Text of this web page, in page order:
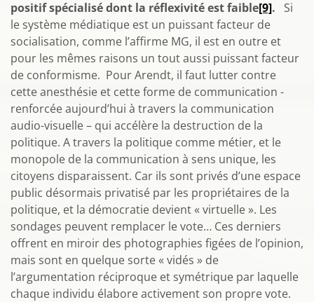
positif spécialisé dont la réflexivité est faible[9]. Si
le système médiatique est un puissant facteur de
socialisation, comme l’affirme MG, il est en outre et
pour les mêmes raisons un tout aussi puissant facteur
de conformisme. Pour Arendt, il faut lutter contre
cette anesthésie et cette forme de communication -
renforcée aujourd’hui à travers la communication
audio-visuelle – qui accélère la destruction de la
politique. A travers la politique comme métier, et le
monopole de la communication à sens unique, les
citoyens disparaissent. Car ils sont privés d’une espace
public désormais privatisé par les propriétaires de la
politique, et la démocratie devient « virtuelle ». Les
sondages peuvent remplacer le vote… Ces derniers
offrent en miroir des photographies figées de l’opinion,
mais sont en quelque sorte « vidés » de
l’argumentation réciproque et symétrique par laquelle
chaque individu élabore activement son propre vote.